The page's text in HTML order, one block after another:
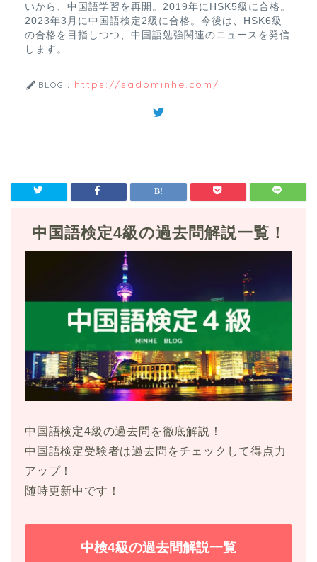
いから、中国語学習を再開。2019年にHSK5級に合格。
2023年3月に中国語検定2級に合格。今後は、HSK6級
の合格を目指しつつ、中国語勉強関連のニュースを発信
します。
BLOG： https://sadominhe.com/
中国語検定4級の過去問解説一覧！
中国語検定4級の過去問を徹底解説！
中国語検定受験者は過去問をチェックして得点力
アップ！
随時更新中です！
中検4級の過去問解説一覧